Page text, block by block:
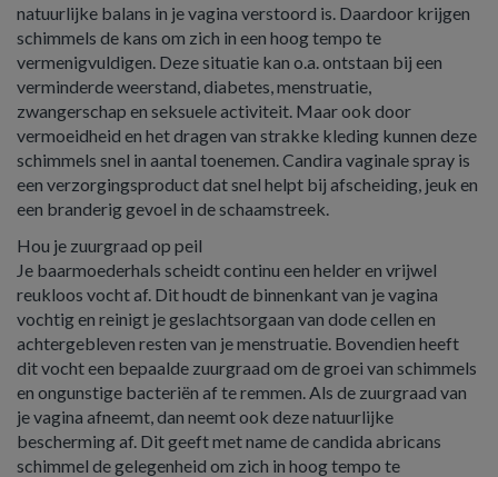
natuurlijke balans in je vagina verstoord is. Daardoor krijgen
schimmels de kans om zich in een hoog tempo te
vermenigvuldigen. Deze situatie kan o.a. ontstaan bij een
verminderde weerstand, diabetes, menstruatie,
zwangerschap en seksuele activiteit. Maar ook door
vermoeidheid en het dragen van strakke kleding kunnen deze
schimmels snel in aantal toenemen. Candira vaginale spray is
een verzorgingsproduct dat snel helpt bij afscheiding, jeuk en
een branderig gevoel in de schaamstreek.
Hou je zuurgraad op peil
Je baarmoederhals scheidt continu een helder en vrijwel
reukloos vocht af. Dit houdt de binnenkant van je vagina
vochtig en reinigt je geslachtsorgaan van dode cellen en
achtergebleven resten van je menstruatie. Bovendien heeft
dit vocht een bepaalde zuurgraad om de groei van schimmels
en ongunstige bacteriën af te remmen. Als de zuurgraad van
je vagina afneemt, dan neemt ook deze natuurlijke
bescherming af. Dit geeft met name de candida abricans
schimmel de gelegenheid om zich in hoog tempo te